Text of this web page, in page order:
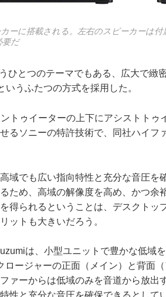
ーに搭載される。左右のスピーカーは
要だ
ひとつのテーマでもある、広大で緻
いうふたつの方式を採用した。
トゥイーターの上下にアシストトゥ
るソニーの特許技術で、同社ハイフ
域でも広い指向特性と充分な音圧を
ため、高域の解像度を高め、かつ余
得られるということは、デスクトッ
ットも大きいだろう。
は、小型ユニットで豊かな低域
ロージャーの正面（メイン）と背面
ァーからは低域のみを音道から放出